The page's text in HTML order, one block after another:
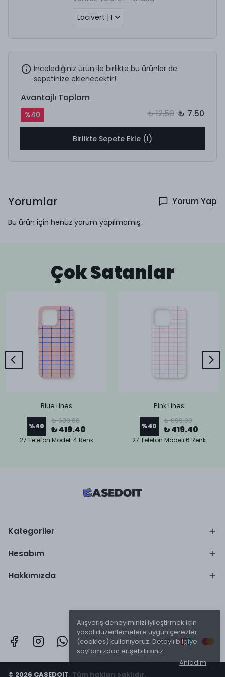
Alışveriş deneyiminizi iyileştirmek için
yasal düzenlemelere uygun çerezler
(cookies) kullanıyoruz. Detaylı bilgiye
sayfamızdan erişebilirsiniz.
Anladım
İncelediğiniz ürün ile birlikte bu ürünler de
sepetinize eklenecektir!
Avantajlı Toplam
%40 ₺ 12.50 ₺ 7.50
Birlikte Sepete Ekle (1)
Yorumlar Yorum Yap
Bu ürün için henüz yorum yapılmamış.
Çok Satanlar
Blue Lines
%40
₺ 699.00
₺ 419.40
27 Telefon Modeli 4 Renk
Pink Lines
%40
₺ 699.00
₺ 419.40
27 Telefon Modeli 6 Renk
Kategoriler
Hesabım
Hakkımızda
© 2026 CASEDOIT. Tüm hakları saklıdır.